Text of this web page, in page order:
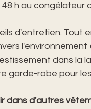
h au congélateur
d'entretien.
dans la
garde-robe pour
dans d'autres